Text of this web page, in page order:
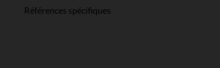
Références spécifiques